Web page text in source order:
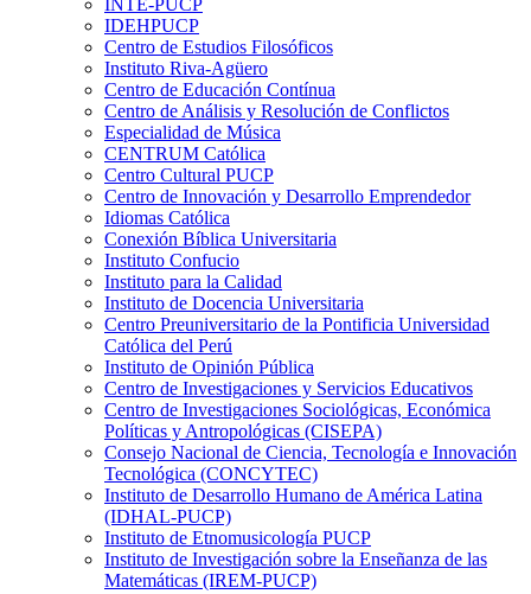
INTE-PUCP
IDEHPUCP
Centro de Estudios Filosóficos
Instituto Riva-Agüero
Centro de Educación Contínua
Centro de Análisis y Resolución de Conflictos
Especialidad de Música
CENTRUM Católica
Centro Cultural PUCP
Centro de Innovación y Desarrollo Emprendedor
Idiomas Católica
Conexión Bíblica Universitaria
Instituto Confucio
Instituto para la Calidad
Instituto de Docencia Universitaria
Centro Preuniversitario de la Pontificia Universidad
Católica del Perú
Instituto de Opinión Pública
Centro de Investigaciones y Servicios Educativos
Centro de Investigaciones Sociológicas, Económica
Políticas y Antropológicas (CISEPA)
Consejo Nacional de Ciencia, Tecnología e Innovación
Tecnológica (CONCYTEC)
Instituto de Desarrollo Humano de América Latina
(IDHAL-PUCP)
Instituto de Etnomusicología PUCP
Instituto de Investigación sobre la Enseñanza de las
Matemáticas (IREM-PUCP)